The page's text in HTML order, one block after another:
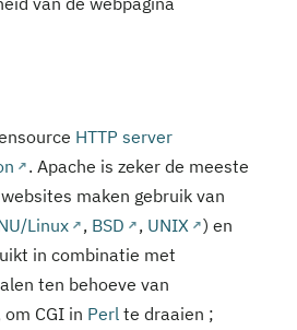
HTTP server
. Apache is zeker de meeste
maken gebruik van
Linux , BSD , UNIX
) en
in combinatie met
ten behoeve van
CGI in Perl te draaien ;